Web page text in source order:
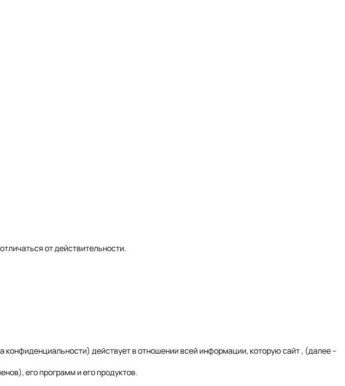
от действительности.
действует в отношении всей информации, которую сайт , (далее –
его программ и его продуктов.